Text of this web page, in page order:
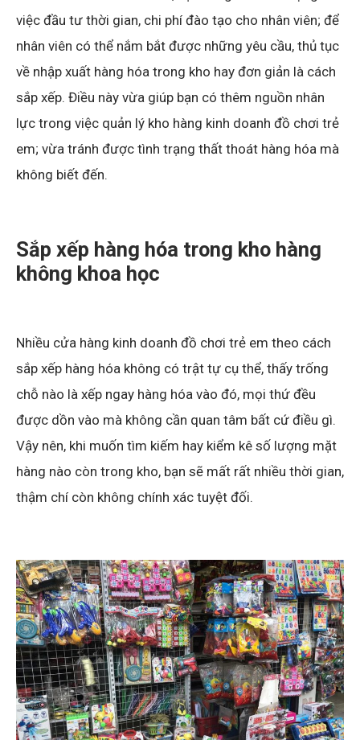
việc đầu tư thời gian, chi phí đào tạo cho nhân viên; để
nhân viên có thể nắm bắt được những yêu cầu, thủ tục
về nhập xuất hàng hóa trong kho hay đơn giản là cách
sắp xếp. Điều này vừa giúp bạn có thêm nguồn nhân
lực trong việc quản lý kho hàng kinh doanh đồ chơi trẻ
em; vừa tránh được tình trạng thất thoát hàng hóa mà
không biết đến.
Sắp xếp hàng hóa trong kho hàng
không khoa học
Nhiều cửa hàng kinh doanh đồ chơi trẻ em theo cách
sắp xếp hàng hóa không có trật tự cụ thể, thấy trống
chỗ nào là xếp ngay hàng hóa vào đó, mọi thứ đều
được dồn vào mà không cần quan tâm bất cứ điều gì.
Vậy nên, khi muốn tìm kiếm hay kiểm kê số lượng mặt
hàng nào còn trong kho, bạn sẽ mất rất nhiều thời gian,
thậm chí còn không chính xác tuyệt đối.